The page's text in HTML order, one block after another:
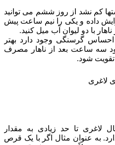
کم نشد از روز ششم می توانید
داده و یکی را نیم ساعت پیش
با دو لیوان آب میل کنید.
گرسنگی وجود دارد بهتر
سه ساعت بعد از ناهار مصرف
تقویت شود.
تا حد زیادی به مقدار
به عنوان مثال اگر با یک قرص